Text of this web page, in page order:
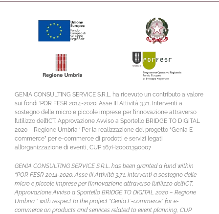
GENIA CONSULTING SERVICE S.R.L. ha ricevuto un contributo a valore
sui fondi ‘POR FESR 2014-2020. Asse III Attività 3.7.1. Interventi a
sostegno delle micro e piccole imprese per l’innovazione attraverso
l’utilizzo dell’ICT. Approvazione Avviso a Sportello BRIDGE TO DIGITAL
2020 – Regione Umbria ‘ Per la realizzazione del progetto “Genia E-
commerce” per e-commerce di prodotti e servizi legati
all’organizzazione di eventi, CUP 167H20001390007
GENIA CONSULTING SERVICE S.R.L. has been granted a fund within
“POR FESR 2014-2020. Asse III Attività 3.7.1. Interventi a sostegno delle
micro e piccole imprese per l’innovazione attraverso l’utilizzo dell’ICT.
Approvazione Avviso a Sportello BRIDGE TO DIGITAL 2020 – Regione
Umbria “ with respect to the project “Genia E-commerce” for e-
commerce on products and services related to event planning, CUP